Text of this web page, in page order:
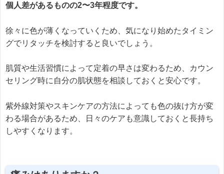
個人差があるものの2〜3年程度です。
徐々に色が薄くなっていくため、気になり始めたタイミン
グでリタッチを検討すると良いでしょう。
肌質や生活習慣によって定着の早さは変わるため、カウン
セリング時に自分の肌状態を相談しておくと安心です。
紫外線対策やスキンケアの方法によっても色の抜け方が変
わる場合があるため、日々のケアも意識しておくと長持ち
しやすくなります。